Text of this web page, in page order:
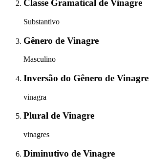
Classe Gramatical de Vinagre
Substantivo
Gênero de Vinagre
Masculino
Inversão do Gênero de Vinagre
vinagra
Plural de Vinagre
vinagres
Diminutivo de Vinagre